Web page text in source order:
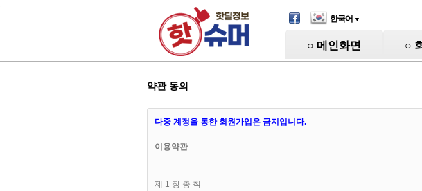
한국어 ▼
○ 메인화면 ○
약관 동의
다중 계정을 통한 회원가입은 금지입니다.
이용약관
제 1 장 총 칙